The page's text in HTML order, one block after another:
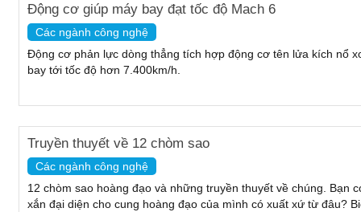
Động cơ giúp máy bay đạt tốc độ Mach 6
Các ngành công nghệ
Động cơ phản lực dòng thẳng tích hợp động cơ tên lửa kích nổ
bay tới tốc độ hơn 7.400km/h.
Truyền thuyết về 12 chòm sao
Các ngành công nghệ
12 chòm sao hoàng đạo và những truyền thuyết về chúng. Bạn
xắn đại diện cho cung hoàng đạo của mình có xuất xứ từ đâu?